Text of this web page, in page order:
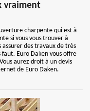
vraiment
charpente qui est à
si vous vous trouver à
des travaux de très
Euro Daken vous offre
aurez droit à un devis
de Euro Daken.